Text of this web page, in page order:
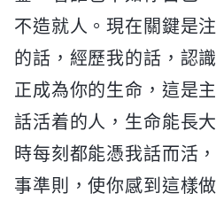
不造就人。現在關鍵是
的話，經歷我的話，認
正成為你的生命，這是
話活着的人，生命能長
時每刻都能憑我話而活
事準則，使你感到這樣